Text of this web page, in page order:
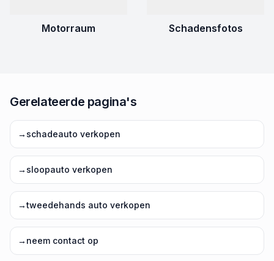
Motorraum Schadensfotos
Gerelateerde pagina's
→ schadeauto verkopen
→ sloopauto verkopen
→tweedehands auto verkopen
→ neem contact op